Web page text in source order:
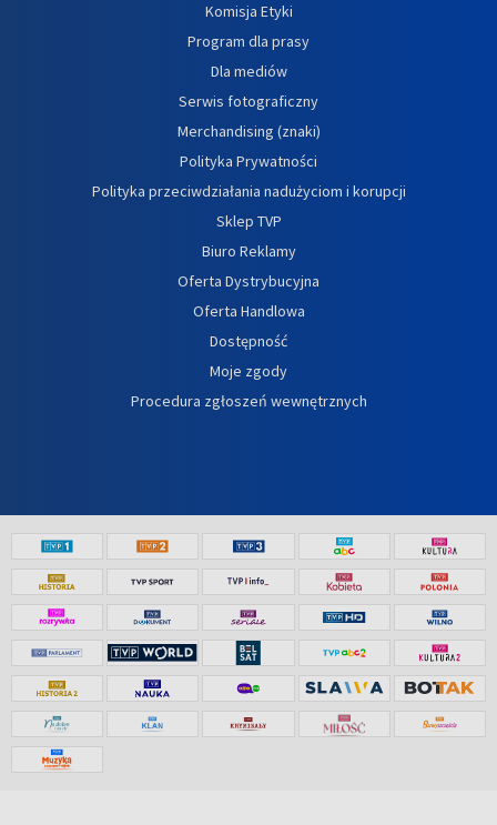
Komisja Etyki
Program dla prasy
Dla mediów
Serwis fotograficzny
Merchandising (znaki)
Polityka Prywatności
Polityka przeciwdziałania nadużyciom i korupcji
Sklep TVP
Biuro Reklamy
Oferta Dystrybucyjna
Oferta Handlowa
Dostępność
Moje zgody
Procedura zgłoszeń wewnętrznych